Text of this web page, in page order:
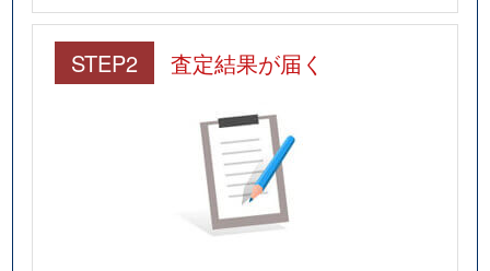
STEP2 査定結果が届く